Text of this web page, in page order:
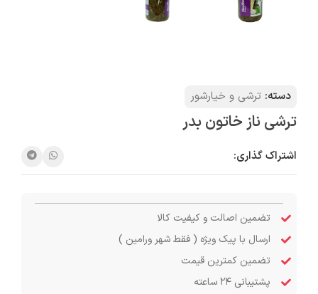
دسته: ترشی و خیارشور
ترشی ناز خاتون بدر
اشتراک گذاری:
تضمین اصالت و کیفیت کالا
ارسال با پیک ویژه ( فقط شهر ورامین )
تضمین کمترین قیمت
پشتیبانی ۲۴ ساعته